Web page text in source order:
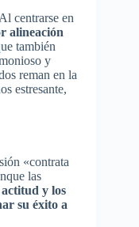
centrarse en
alineación
también
y
reman en la
estresante,
«contrata
las
actitud y los
su éxito a